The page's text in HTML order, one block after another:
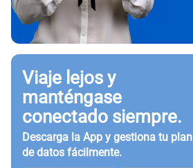
Viaje lejos y
manténgase
conectado siempre.
Descarga la App y gestiona tu plan
de datos fácilmente.